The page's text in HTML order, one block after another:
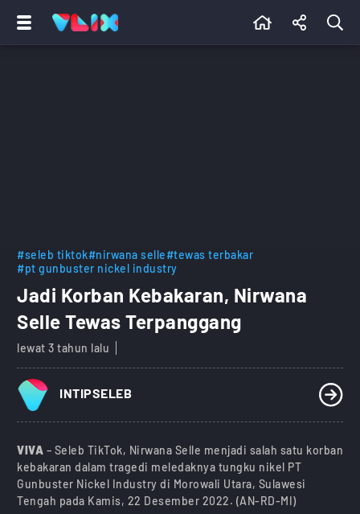
#seleb tiktok#nirwana selle#tewas terbakar
#pt gunbuster nickel industry
Jadi Korban Kebakaran, Nirwana
Selle Tewas Terpanggang
lewat 3 tahun lalu
INTIPSELEB
VIVA – Seleb TikTok, Nirwana Selle menjadi salah satu korban
kebakaran dalam tragedi meledaknya tungku nikel PT
Gunbuster Nickel Industry di Morowali Utara, Sulawesi
Tengah pada Kamis, 22 Desember 2022. (AN-RD-MI)